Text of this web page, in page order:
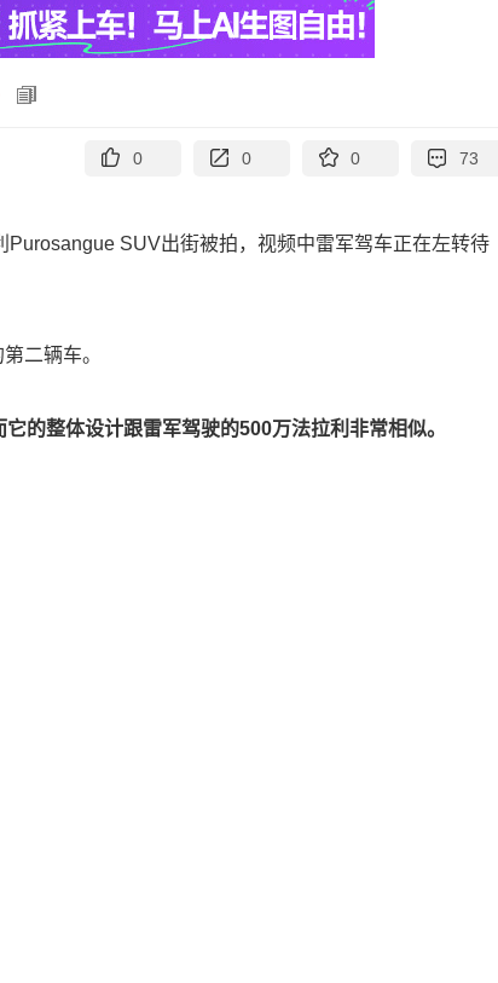
0 0 0 73
SUV出街被拍，视频中雷军驾车正在左转待
二辆车。
的整体设计跟雷军驾驶的500万法拉利非常相似。